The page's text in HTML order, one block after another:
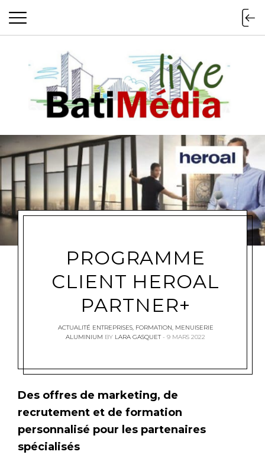
Batimedialive
PROGRAMME
CLIENT HEROAL
PARTNER+
ACTUALITÉ ENTREPRISES, FORMATION, MENUISERIE
ALUMINIUM BY LARA GASQUET 9 MARS 2022
Des offres de marketing, de
recrutement et de formation
personnalisé pour les partenaires
spécialisés